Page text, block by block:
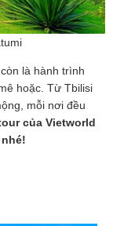
là hành trình
hoặc. Từ Tbilisi
mỗi nơi đều
của Vietworld